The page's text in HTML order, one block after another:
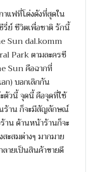
แฟที่โด่งดังที่สุดใน
ย์ ชีวิตเพื่อชาติ รักนี้
Sun dal.komm
Park ตามละครซี
Sun คือฉากที่
ก) บอกเลิกกัน
วนี้ จุดนี้ คือจุดที่ใช้
ร้าน ก็จะมีสัญลักษณ์
าน ด้านหน้าร้านก็จะ
ะสมต่างๆ มากมาย
ายเป็นสินค้าขายดี